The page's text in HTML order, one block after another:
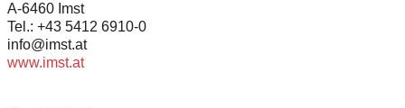
A-6460 Imst
Tel.: +43 5412 6910-0
info@imst.at
www.imst.at